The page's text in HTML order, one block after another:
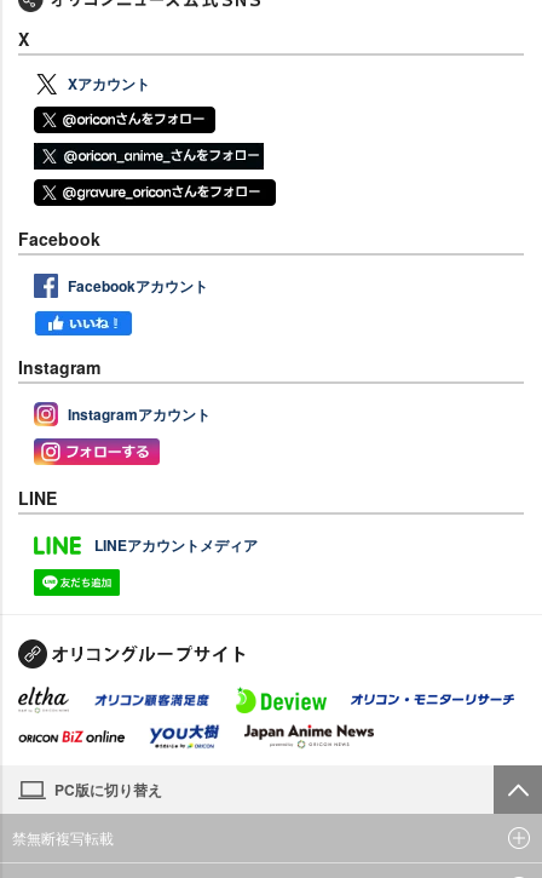
X
Xアカウント
Facebook
Facebookアカウント
Instagram
Instagramアカウント
LINE
LINEアカウントメディア
PC版に切り替え
禁無断複写転載